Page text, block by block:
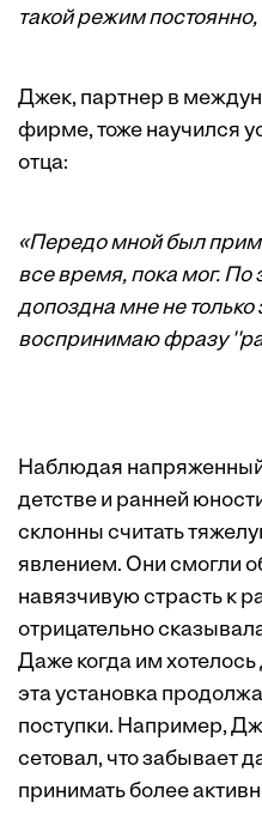
такой режим
Джек, партнер в
фирме, тоже научился
отца:
«Передо мной был
все время, пока мог. По
допоздна мне не только
воспринимаю фразу
Наблюдая напряженный
детстве и ранней
склонны считать
явлением. Они смогли
навязчивую страсть к
отрицательно
Даже когда им
эта установка
поступки. Например,
сетовал, что забывает
принимать более